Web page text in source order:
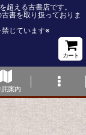
超える古書店です。
書を取り扱っておりま
じています※
カート
用案内